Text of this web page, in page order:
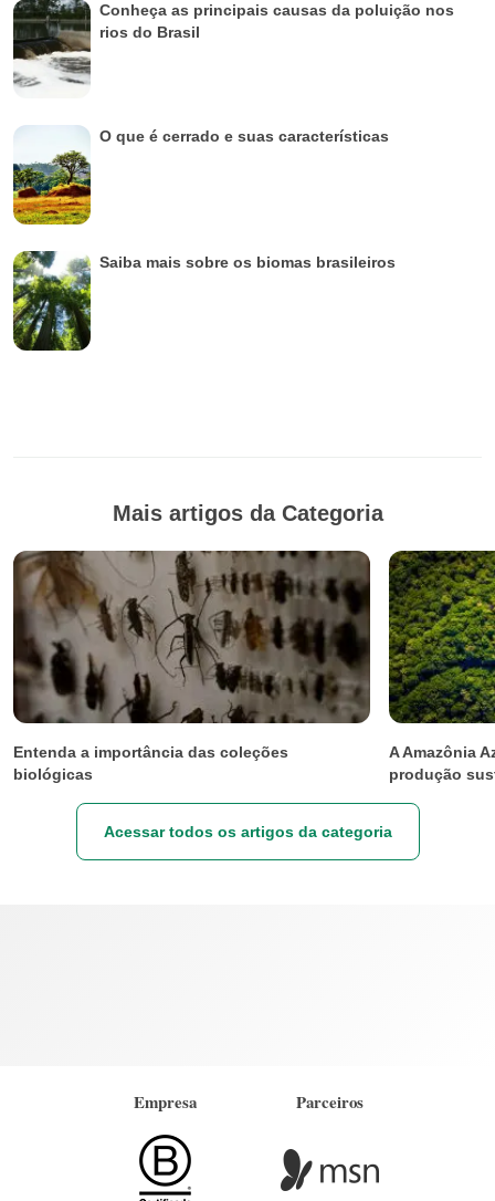
Conheça as principais causas da poluição nos
rios do Brasil
O que é cerrado e suas características
Saiba mais sobre os biomas brasileiros
Mais artigos da Categoria
Entenda a importância das coleções
biológicas
A Amazônia
produção
Acessar todos os artigos da categoria
Empresa Parceiros